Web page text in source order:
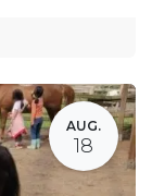
AUG.
18